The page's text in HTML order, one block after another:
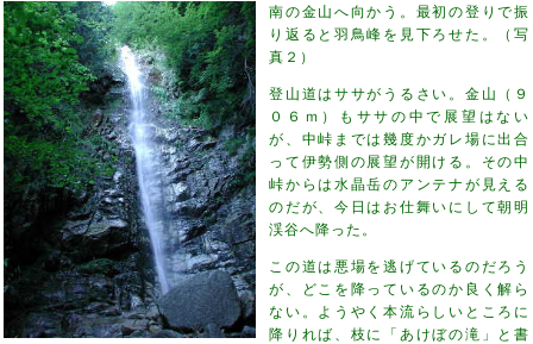
南の金山へ向かう。最初の登りで振
り返ると羽鳥峰を見下ろせた。（写
真２）
登山道はササがうるさい。金山（９
０６ｍ）もササの中で展望はない
が、中峠までは幾度かガレ場に出合
って伊勢側の展望が開ける。その中
峠からは水晶岳のアンテナが見える
のだが、今日はお仕舞いにして朝明
渓谷へ降った。
この道は悪場を逃げているのだろう
が、どこを降っているのか良く解ら
ない。ようやく本流らしいところに
降りれば、枝に「あけぼの滝」と書